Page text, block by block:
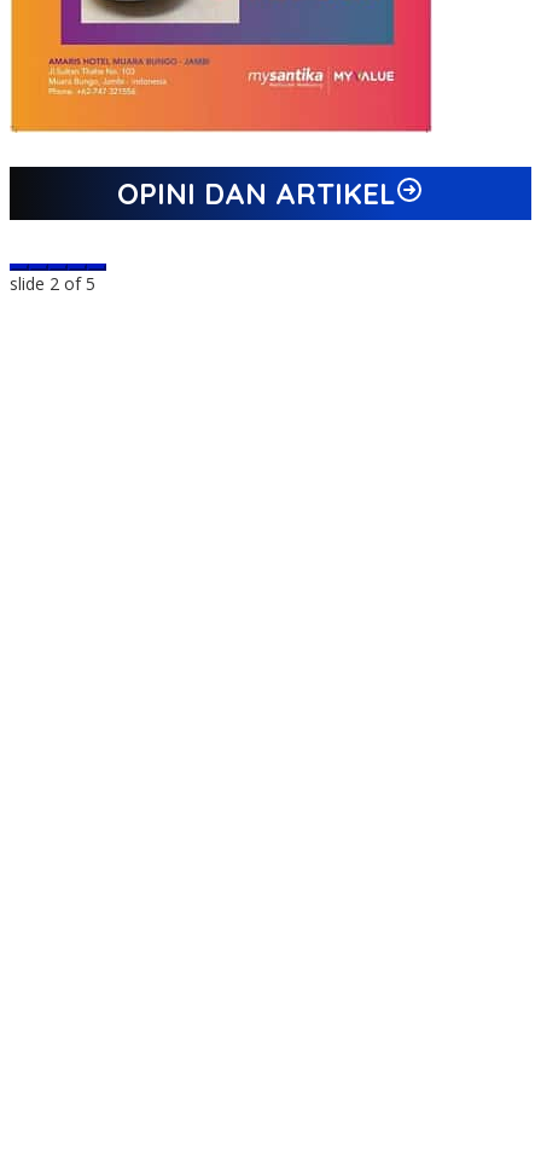
OPINI DAN ARTIKEL
slide 2 of 5